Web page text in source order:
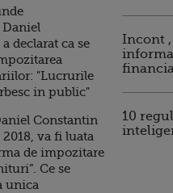
declarat ca se
"Lucrurile
in public"
Constantin
va fi luata
de impozitare
Ce se
unica
Incont
10